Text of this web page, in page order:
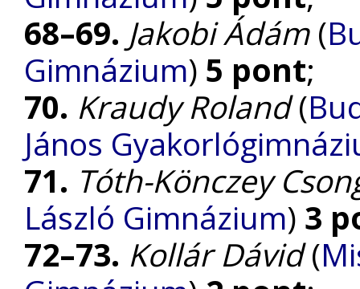
68–69. Jakobi Ádám(
Gimnázium) 5 pont;
70. Kraudy Roland(
János
71. Tóth-Könczey
László Gimnázium) 3
72–73. Kollár Dávid(